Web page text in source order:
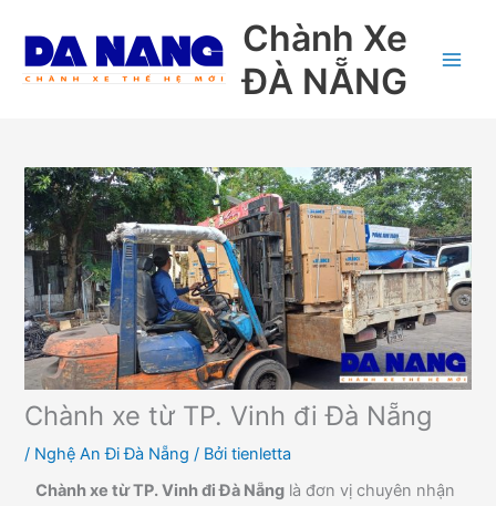
Chành Xe
ĐÀ NẴNG
Chành xe từ TP. Vinh đi Đà Nẵng
/ Nghệ An Đi Đà Nẵng / Bởitienletta
Chành xe từ TP. Vinh đi Đà Nẵng là đơn vị chuyên nhận